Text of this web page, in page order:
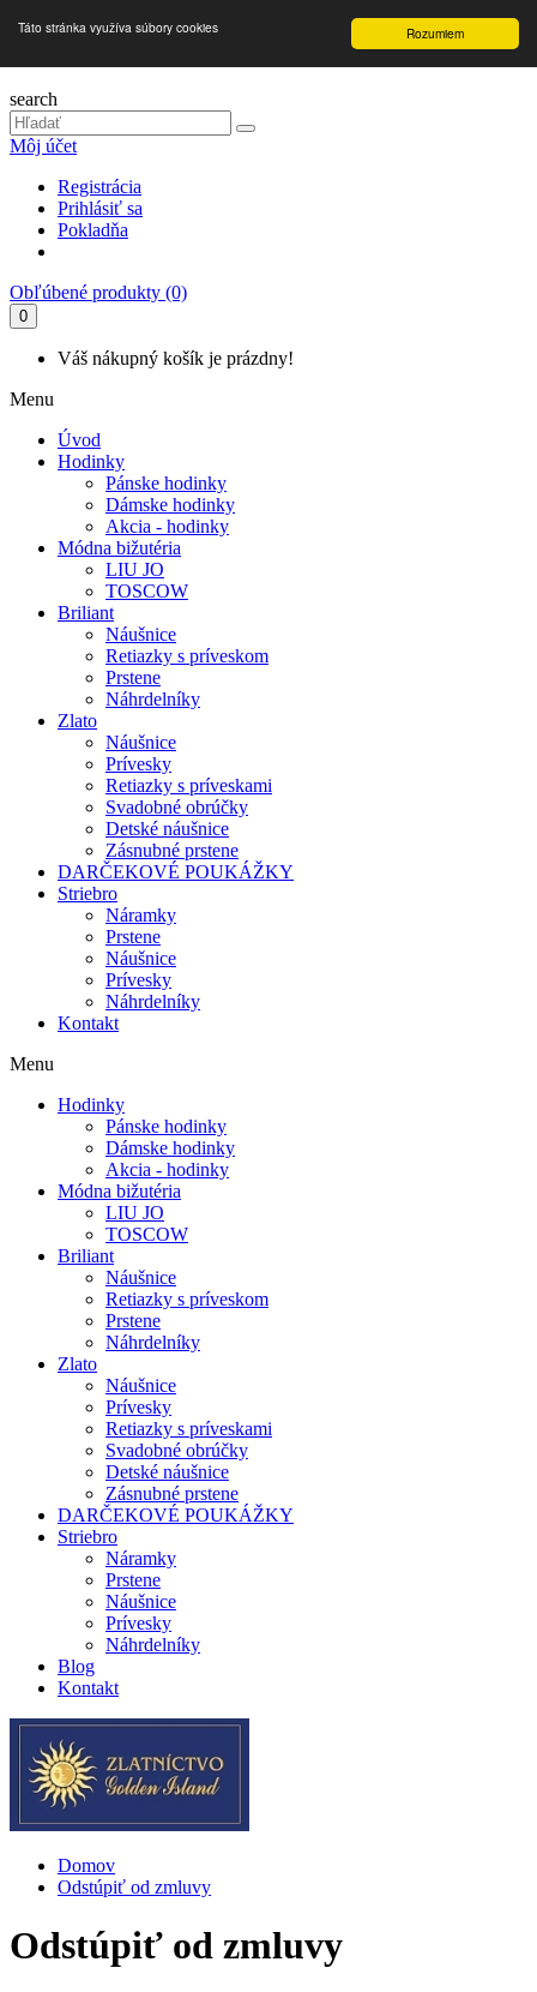
Rozumiem
Táto stránka využíva súbory cookies
search
Môj účet
Registrácia
Prihlásiť sa
Pokladňa
Obľúbené produkty (0)
0
Váš nákupný košík je prázdny!
Menu
Úvod
Hodinky
Pánske hodinky
Dámske hodinky
Akcia - hodinky
Módna bižutéria
LIU JO
TOSCOW
Briliant
Náušnice
Retiazky s príveskom
Prstene
Náhrdelníky
Zlato
Náušnice
Prívesky
Retiazky s príveskami
Svadobné obrúčky
Detské náušnice
Zásnubné prstene
DARČEKOVÉ POUKÁŽKY
Striebro
Náramky
Prstene
Náušnice
Prívesky
Náhrdelníky
Kontakt
Menu
Hodinky
Pánske hodinky
Dámske hodinky
Akcia - hodinky
Módna bižutéria
LIU JO
TOSCOW
Briliant
Náušnice
Retiazky s príveskom
Prstene
Náhrdelníky
Zlato
Náušnice
Prívesky
Retiazky s príveskami
Svadobné obrúčky
Detské náušnice
Zásnubné prstene
DARČEKOVÉ POUKÁŽKY
Striebro
Náramky
Prstene
Náušnice
Prívesky
Náhrdelníky
Blog
Kontakt
Domov
Odstúpiť od zmluvy
Odstúpiť od zmluvy